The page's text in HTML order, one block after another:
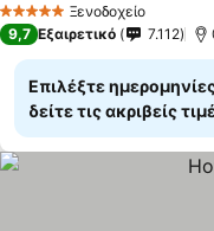
5 Αστέρια Ξενοδοχείο
9,7 Εξαιρετικό 7.112
Επιλέξτε
δείτε τις ακριβείς